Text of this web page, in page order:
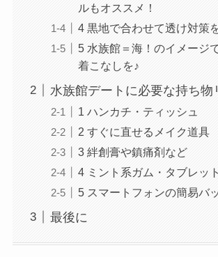
ルもオススメ！
4 黒地で合わせて透け対策
5 水族館＝海！のイメージ
着こなしを♪
水族館デートに必要な持ち物
1 ハンカチ・ティッシュ
2 すぐに直せるメイク道具
3 絆創膏や鎮痛剤など
4 ミント系ガム・タブレット
5 スマートフォンの簡易バ
最後に